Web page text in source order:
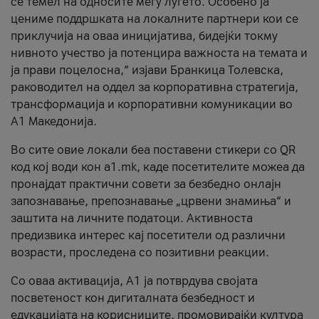
цениме поддршката на локалните партнери кои се
приклучија на оваа иницијатива, бидејќи токму
нивното учество ја потенцира важноста на темата и
ја прави поцелосна,“ изјави Бранкица Толевска,
раководител на оддел за корпоративна стратегија,
трансформација и корпоративни комуникации во
А1 Македонија.
Во сите овие локали беа поставени стикери со QR
код кој води кон a1.mk, каде посетителите можеа да
пронајдат практични совети за безбедно онлајн
запознавање, препознавање „црвени знамиња“ и
заштита на личните податоци. Активноста
предизвика интерес кај посетители од различни
возрасти, проследена со позитивни реакции.
Со оваа активација, А1 ја потврдува својата
посветеност кон дигиталната безбедност и
едукацијата на корисниците, промовирајќи култура